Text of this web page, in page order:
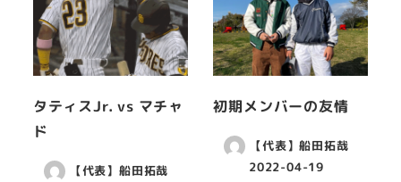
タティスJr. vs マチャ
ド
【代表】船田拓哉
初期メンバーの友情
【代表】船田拓哉
2022-04-19